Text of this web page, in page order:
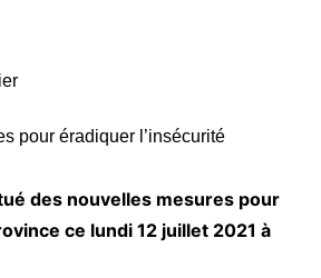
des nouvelles mesures pour
ce lundi 12 juillet 2021 à